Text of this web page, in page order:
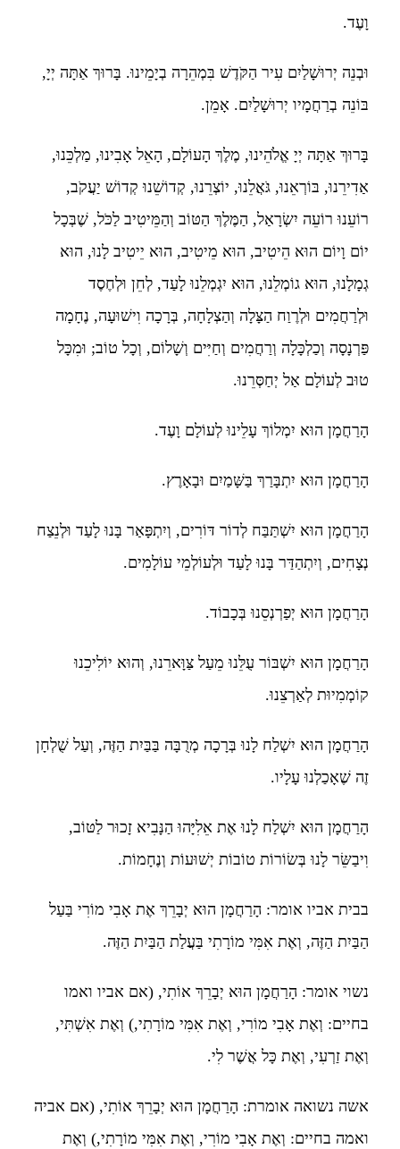
וָעֶד.
וּבְנֵה יְרוּשָׁלַיִם עִיר הַקֹּדֶשׁ בִּמְהֵרָה בְיָמֵינוּ. בָּרוּךְ אַתָּה יְיָ,
בּוֹנֵה בְרַחֲמָיו יְרוּשָׁלַיִם. אָמֵן.
בָּרוּךְ אַתָּה יְיָ אֱלֹהֵינוּ, מֶלֶךְ הָעוֹלָם, הָאֵל אָבִינוּ, מַלְכֵּנוּ,
אַדִירֵנוּ, בּוֹרְאֵנוּ, גֹּאֲלֵנוּ, יוֹצְרֵנוּ, קְדוֹשֵׁנוּ קְדוֹשׁ יַעֲקֹב,
רוֹעֵנוּ רוֹעֵה יִשְׂרָאַל, הַמֶּלֶךְ הַטּוֹב וְהַמֵּיטִיב לַכֹּל, שֶׁבְּכָל
יוֹם וָיוֹם הוּא הֵיטִיב, הוּא מֵיטִיב, הוּא יֵיטִיב לָנוּ, הוּא
גְמָלָנוּ, הוּא גוֹמְלֵנוּ, הוּא יִגְמְלֵנוּ לָעַד, לְחֵן וּלְחֶסֶד
וּלְרַחֲמִים וּלְרֶוַח הַצָּלָה וְהַצְלָחָה, בְּרָכָה וִישׁוּעָה, נֶחָמָה
פַּרְנָסָה וְכַלְכָּלָה וְרַחֲמִים וְחַיִּים וְשָׁלוֹם, וְכָל טוֹב; וּמִכָּל
טוּב לְעוֹלָם אַל יְחַסְּרֵנוּ.
הָרַחֲמָן הוּא יִמְלוֹךְ עָלֵינוּ לְעוֹלָם וָעֶד.
הָרַחֲמָן הוּא יִתְבָּרַךְ בַּשָּׁמַיִם וּבָאָרֶץ.
הָרַחֲמָן הוּא יִשְׁתַּבַּח לְדוֹר דּוֹרִים, וְיִתְפָּאַר בָּנוּ לָעַד וּלְנֵצַח
נְצָחִים, וְיִתְהַדַּר בָּנוּ לָעַד וּלְעוֹלְמֵי עוֹלָמִים.
הָרַחֲמָן הוּא יְפַרְנְסֵנוּ בְּכָבוֹד.
הָרַחֲמָן הוּא יִשְׁבּוֹר עֻלֵּנוּ מֵעַל צַּוָּארֵנוּ, וְהוּא יוֹלִיכֵנוּ
קוֹמְמִיוּת לְאַרְצֵנוּ.
הָרַחֲמָן הוּא יִשְׁלַח לָנוּ בְּרָכָה מְרֻבָּה בַּבַּיִת הַזֶּה, וְעַל שֻׁלְחָן
זֶה שֶׁאָכַלְנוּ עָלָיו.
הָרַחֲמָן הוּא יִשְׁלַח לָנוּ אֶת אֵלִיָּהוּ הַנָּבִיא זָכוּר לַטּוֹב,
וִיבַשֵּׂר לָנוּ בְּשׂוֹרוֹת טוֹבוֹת יְשׁוּעוֹת וְנֶחָמוֹת.
בבית אביו אומר: הָרַחֲמָן הוּא יְבָרֵךְ אֶת אָבִי מוֹרִי בַּעַל
הַבַּיִת הַזֶּה, וְאֶת אִמִּי מוֹרָתִי בַּעֲלַת הַבַּיִת הַזֶּה.
נשוי אומר: הָרַחֲמָן הוּא יְבָרֵךְ אוֹתִי, (אם אביו ואמו
בחיים: וְאֶת אָבִי מוֹרִי, וְאֶת אִמִּי מוֹרָתִי,) וְאֶת אִשְׁתִּי,
וְאֶת זַרְעִי, וְאֶת כָּל אֲשֶׁר לִי.
אשה נשואה אומרת: הָרַחֲמָן הוּא יְבָרֵךְ אוֹתִי, (אם אביה
ואמה בחיים: וְאֶת אָבִי מוֹרִי, וְאֶת אִמִּי מוֹרָתִי,) וְאֶת